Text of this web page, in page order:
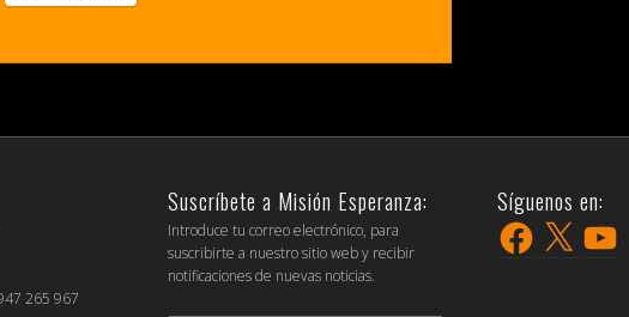
265 967
Suscríbete a Misión Esperanza:
Introduce tu correo electrónico, para
suscribirte a nuestro sitio web y recibir
notificaciones de nuevas noticias.
Síguenos en:
Facebook
X YouTube